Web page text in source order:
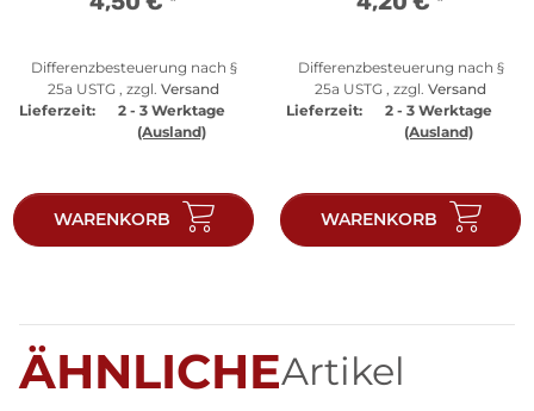
Differenzbesteuerung nach §
25a USTG , zzgl. Versand
Lieferzeit:
2 - 3 Werktage
(Ausland)
WARENKORB
Differenzbesteuerung nach §
25a USTG , zzgl. Versand
Lieferzeit:
2 - 3 Werktage
(Ausland)
WARENKORB
ÄHNLICHEArtikel